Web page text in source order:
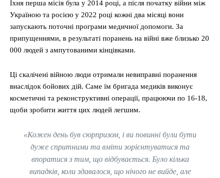
Їхня перша місія була у 2014 році, а після початку війни між
Україною та росією у 2022 році кожні два місяці вони
запускають поточні програми медичної допомоги. За
припущеннями, в результаті поранень на війні вже близько 20
000 людей з ампутованими кінцівками.
Ці скалічені війною люди отримали невиправні поранення
внаслідок бойових дій. Саме їм бригада медиків виконує
косметичні та реконструктивні операції, працюючи по 16-18,
щоби зробити життя цих людей легшим.
«Кожен день був сюрпризом, і ви повинні були бути
дуже спритними та вміти зорієнтуватися та
впоратися з тим, що відбувається. Було кілька
випадків, коли здавалося, що нічого не вийде, але